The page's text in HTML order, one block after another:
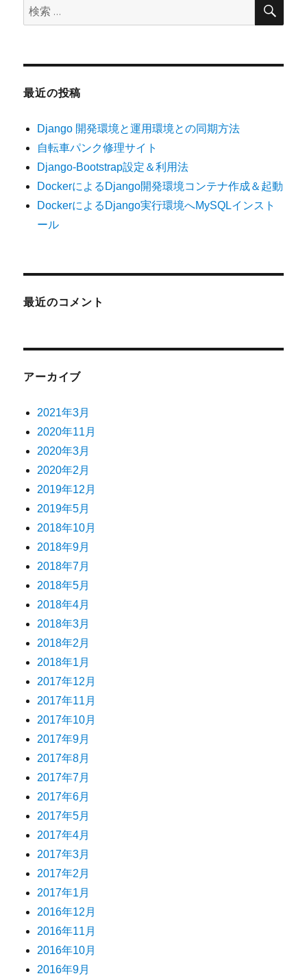
検
索:
最近の投稿
Django 開発環境と運用環境との同期方法
自転車パンク修理サイト
Django-Bootstrap設定＆利用法
DockerによるDjango開発環境コンテナ作成＆起動
DockerによるDjango実行環境へMySQLインスト
ール
最近のコメント
アーカイブ
2021年3月
2020年11月
2020年3月
2020年2月
2019年12月
2019年5月
2018年10月
2018年9月
2018年7月
2018年5月
2018年4月
2018年3月
2018年2月
2018年1月
2017年12月
2017年11月
2017年10月
2017年9月
2017年8月
2017年7月
2017年6月
2017年5月
2017年4月
2017年3月
2017年2月
2017年1月
2016年12月
2016年11月
2016年10月
2016年9月